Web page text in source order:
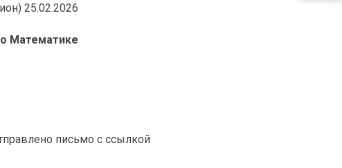
25.02.2026
Математике
письмо с ссылкой